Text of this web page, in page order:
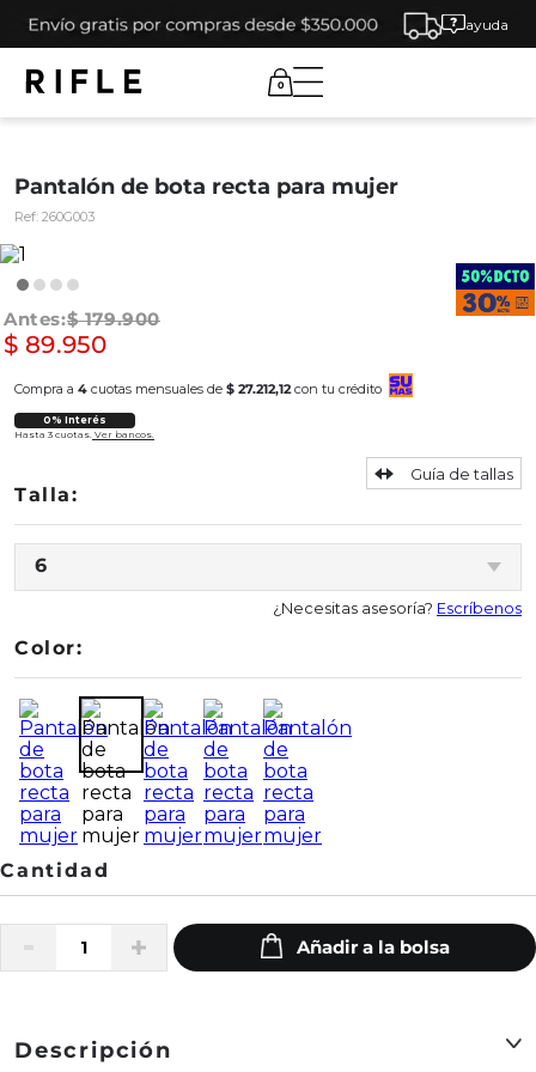
ayuda
0
Pantalón de bota recta para mujer
Ref: 260G003
$ 179.900
$ 89.950
Compra a 4 cuotas mensuales de $ 27.212,12 con tu crédito
0% Interés
Hasta 3 cuotas. Ver bancos.
6
Guía de tallas
¿Necesitas asesoría? Escríbenos
Color:
Descripción